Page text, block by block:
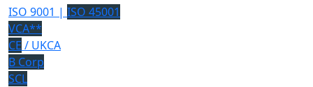
ISO 9001 | ISO 45001
VCA**
CE / UKCA
B Corp
SCL